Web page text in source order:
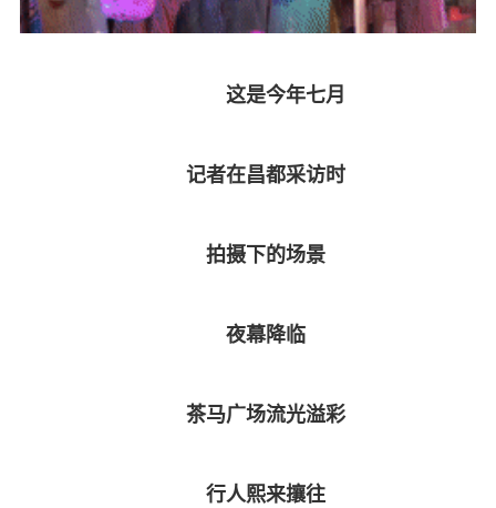
这是今年七月
记者在昌都采访时
拍摄下的场景
夜幕降临
茶马广场流光溢彩
行人熙来攘往